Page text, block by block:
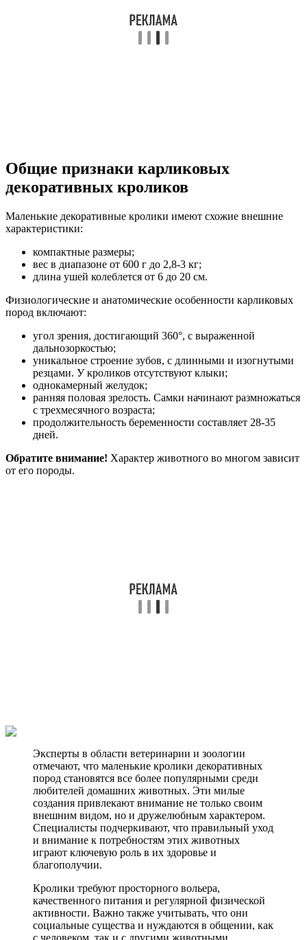
Общие признаки карликовых
декоративных кроликов
Маленькие декоративные кролики имеют схожие внешние
характеристики:
компактные размеры;
вес в диапазоне от 600 г до 2,8-3 кг;
длина ушей колеблется от 6 до 20 см.
Физиологические и анатомические особенности карликовых
пород включают:
угол зрения, достигающий 360°, с выраженной
дальнозоркостью;
уникальное строение зубов, с длинными и изогнутыми
резцами. У кроликов отсутствуют клыки;
однокамерный желудок;
ранняя половая зрелость. Самки начинают размножаться
с трехмесячного возраста;
продолжительность беременности составляет 28-35
дней.
Обратите внимание! Характер животного во многом зависит
от его породы.
Эксперты в области ветеринарии и зоологии
отмечают, что маленькие кролики декоративных
пород становятся все более популярными среди
любителей домашних животных. Эти милые
создания привлекают внимание не только своим
внешним видом, но и дружелюбным характером.
Специалисты подчеркивают, что правильный уход
и внимание к потребностям этих животных
играют ключевую роль в их здоровье и
благополучии.
Кролики требуют просторного вольера,
качественного питания и регулярной физической
активности. Важно также учитывать, что они
социальные существа и нуждаются в общении, как
с человеком, так и с другими животными.